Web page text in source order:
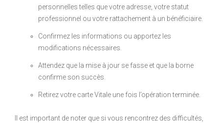
personnelles telles que votre adresse, votre statut
professionnel ou votre rattachement à un bénéficiaire.
Confirmez les informations ou apportez les
modifications nécessaires.
Attendez que la mise à jour se fasse et que la borne
confirme son succès.
Retirez votre carte Vitale une fois l’opération terminée.
Il est important de noter que si vous rencontrez des difficultés,